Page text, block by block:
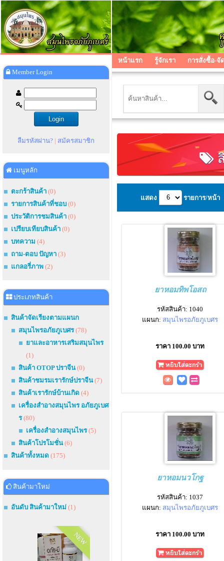
Member Login
ลืมรหัสผ่าน? | สมัครสมาชิก
เมนูหลัก
ตะกร้าสินค้า (0)
รายการสินค้าที่ชอบ (0)
ประวัติการชมสินค้า (0)
เปรียบเทียบสินค้า (0)
บทความ (4)
ถาม-ตอบ ปัญหา (3)
แกลอรี่ภาพ (2)
ประเภทสินค้า
สินค้าจัดเรียงตามแผนก
สมุนไพรอภัยภูเบศร(78)
ยาและอาหารเสริมสมุนไพร
(1)
สินค้า OTOP ปราจีน(0)
สินค้าชมรมเรารักษ์ปราจีน(7)
สินค้าเรารักษ์บ้านเกิด (4)
เครื่องสำอางสมุนไพร อภัยภูเบศ
ร(80)
เครื่องสำอางสมุนไพร(5)
สินค้าโปรโมชั่น(6)
สินค้าทั้งหมด (175)
สินค้ามาใหม่
อันดับ สินค้ามาใหม่ (1)
NEW
หน้าแรก รู้จักเรา การสั่งซื้อ-จั
สิ
แสดง รายการ/หน้า
ยาหอมทิพโอสถ
รหัสสินค้า: 1040
แผนก: สมุนไพรอภัยภูเบศร
ราคา 100.00 บาท
ยาหอมนวโกฐ
รหัสสินค้า: 1037
แผนก: สมุนไพรอภัยภูเบศร
ราคา 100.00 บาท